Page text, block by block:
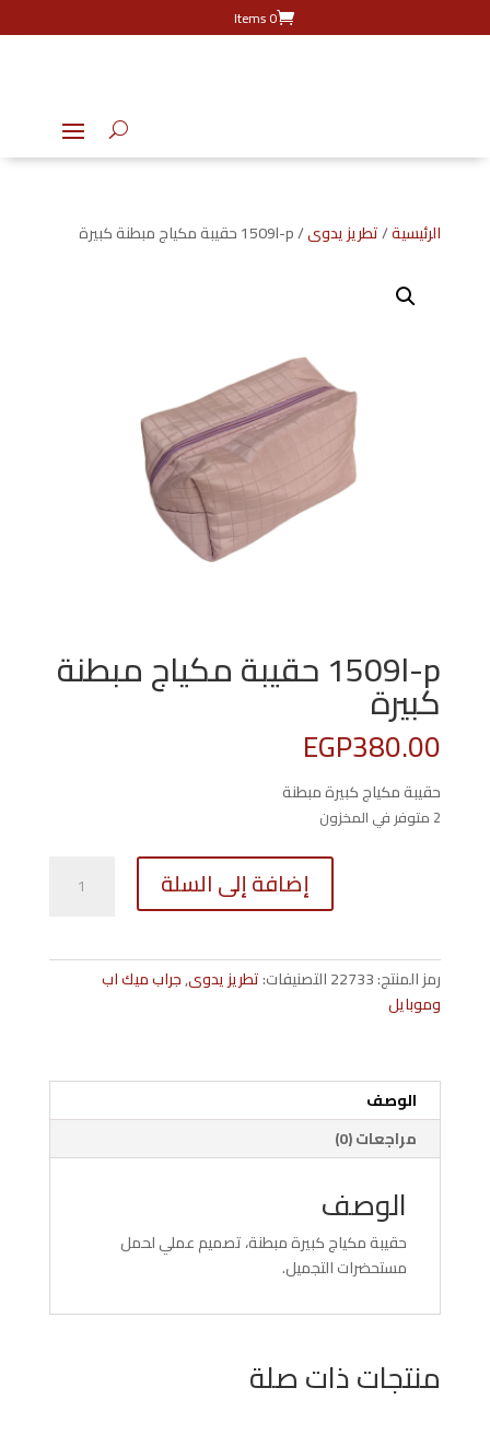
0 Items
الرئيسية/تطريز يدوى/ 1509l-p حقيبة مكياج مبطنة كبيرة
1509l-p حقيبة مكياج مبطنة
كبيرة
EGP380.00
حقيبة مكياج كبيرة مبطنة
2 متوفر في المخزون
1509l-
مكياج
مبطنة
إضافة إلى السلة
رمز المنتج:22733التصنيفات:تطريز يدوى,جراب ميك اب
وموبايل
الوصف
مراجعات (0)
الوصف
حقيبة مكياج كبيرة مبطنة، تصميم عملي لحمل
مستحضرات التجميل.
منتجات ذات صلة